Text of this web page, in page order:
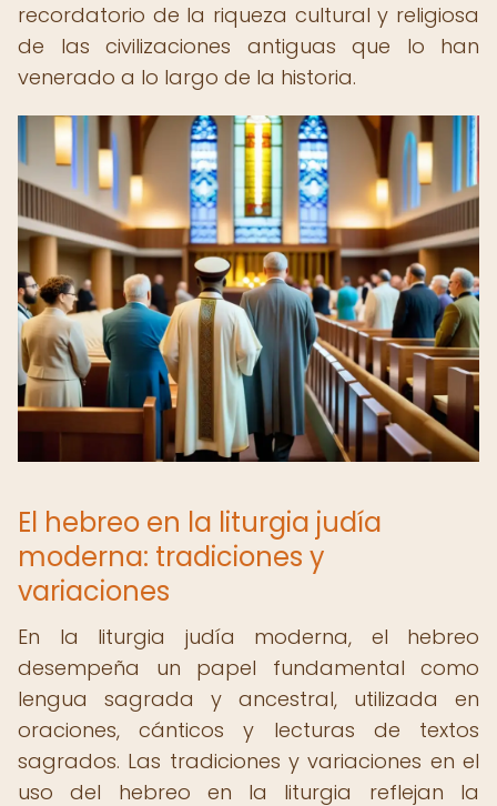
recordatorio de la riqueza cultural y religiosa
de las civilizaciones antiguas que lo han
venerado a lo largo de la historia.
El hebreo en la liturgia judía
moderna: tradiciones y
variaciones
En la liturgia judía moderna, el hebreo
desempeña un papel fundamental como
lengua sagrada y ancestral, utilizada en
oraciones, cánticos y lecturas de textos
sagrados. Las tradiciones y variaciones en el
uso del hebreo en la liturgia reflejan la